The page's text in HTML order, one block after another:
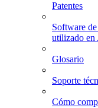
Patentes
Software
utilizado
Glosario
Soporte
Cómo